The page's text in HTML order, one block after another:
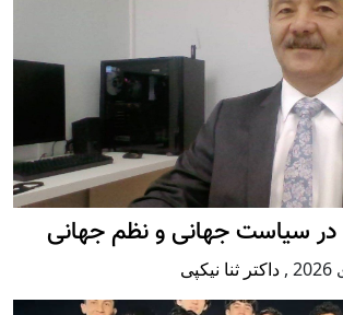
سیاست جهانی و نظم جهانی
, داکتر ثنا نیکپی